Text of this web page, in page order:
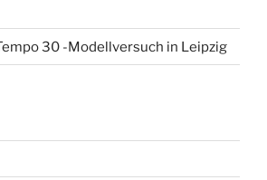
30 -Modellversuch in Leipzig